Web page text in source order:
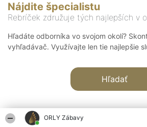
ORLY Zábavy
Nájdite špecialistu
Rebríček združuje tých najlepších v
Hľadáte odborníka vo svojom okolí?
vyhľadávač. Využívajte len tie najlepšie
Hľadať